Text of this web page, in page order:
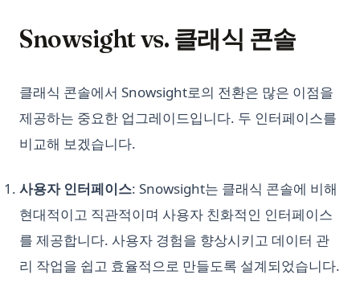
Snowsight vs. 클래식 콘솔
클래식 콘솔에서 Snowsight로의 전환은 많은 이점을
제공하는 중요한 업그레이드입니다. 두 인터페이스를
비교해 보겠습니다.
사용자 인터페이스: Snowsight는 클래식 콘솔에 비해
현대적이고 직관적이며 사용자 친화적인 인터페이스
를 제공합니다. 사용자 경험을 향상시키고 데이터 관
리 작업을 쉽고 효율적으로 만들도록 설계되었습니다.